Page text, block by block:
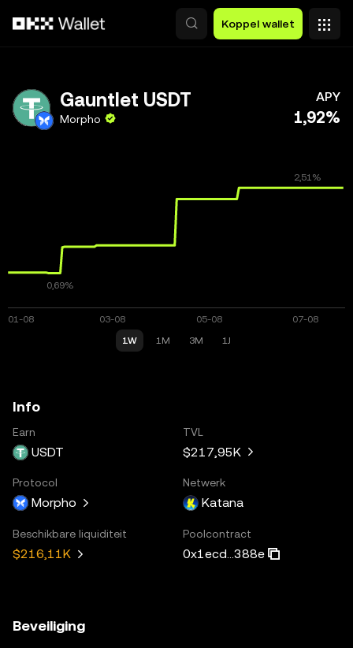
Koppel wallet
Gauntlet USDT
Morpho
APY
1,92%
1W 1M 3M 1J
Info
Earn
USDT
TVL
$217,95K
Protocol
Morpho
Netwerk
Katana
Beschikbare liquiditeit
$216,11K
Poolcontract
0x1ecd...388e
Beveiliging